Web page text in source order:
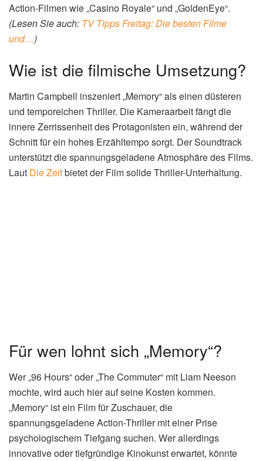
Action-Filmen wie „Casino Royale“ und „GoldenEye“.
(Lesen Sie auch: TV Tipps Freitag: Die besten Filme
und…)
Wie ist die filmische Umsetzung?
Martin Campbell inszeniert „Memory“ als einen düsteren
und temporeichen Thriller. Die Kameraarbeit fängt die
innere Zerrissenheit des Protagonisten ein, während der
Schnitt für ein hohes Erzähltempo sorgt. Der Soundtrack
unterstützt die spannungsgeladene Atmosphäre des Films.
Laut Die Zeitbietet der Film solide Thriller-Unterhaltung.
Für wen lohnt sich „Memory“?
Wer „96 Hours“ oder „The Commuter“ mit Liam Neeson
mochte, wird auch hier auf seine Kosten kommen.
„Memory“ ist ein Film für Zuschauer, die
spannungsgeladene Action-Thriller mit einer Prise
psychologischem Tiefgang suchen. Wer allerdings
innovative oder tiefgründige Kinokunst erwartet, könnte